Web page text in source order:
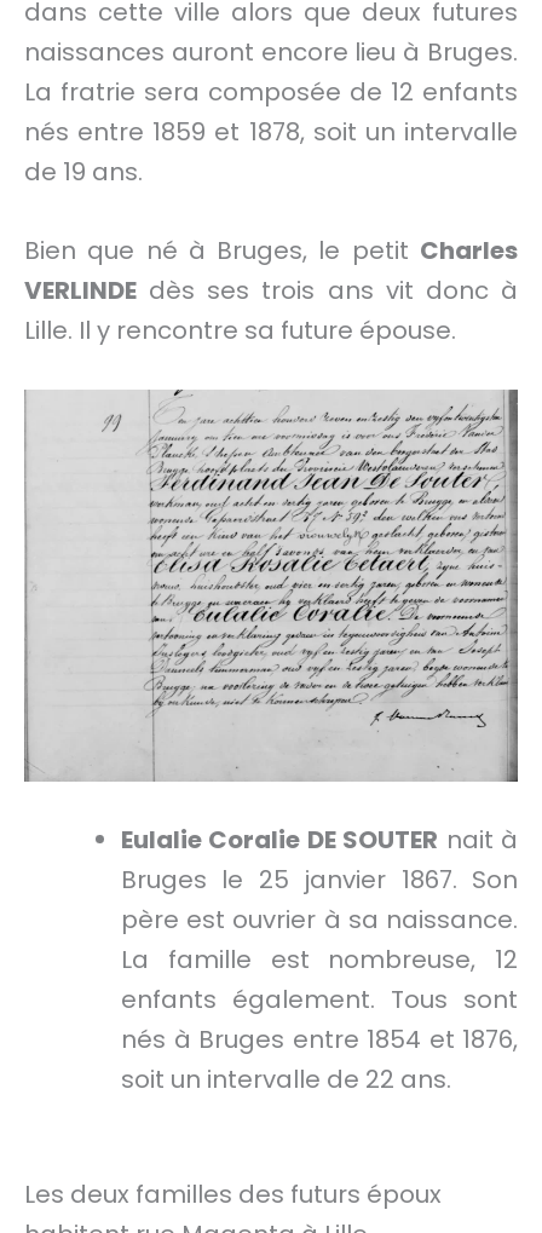
dans cette ville alors que deux futures
naissances auront encore lieu à Bruges.
La fratrie sera composée de 12 enfants
nés entre 1859 et 1878, soit un intervalle
de 19 ans.
Bien que né à Bruges, le petit Charles
VERLINDE dès ses trois ans vit donc à
Lille. Il y rencontre sa future épouse.
Eulalie Coralie DE SOUTER nait à
Bruges le 25 janvier 1867. Son
père est ouvrier à sa naissance.
La famille est nombreuse, 12
enfants également. Tous sont
nés à Bruges entre 1854 et 1876,
soit un intervalle de 22 ans.
Les deux familles des futurs époux